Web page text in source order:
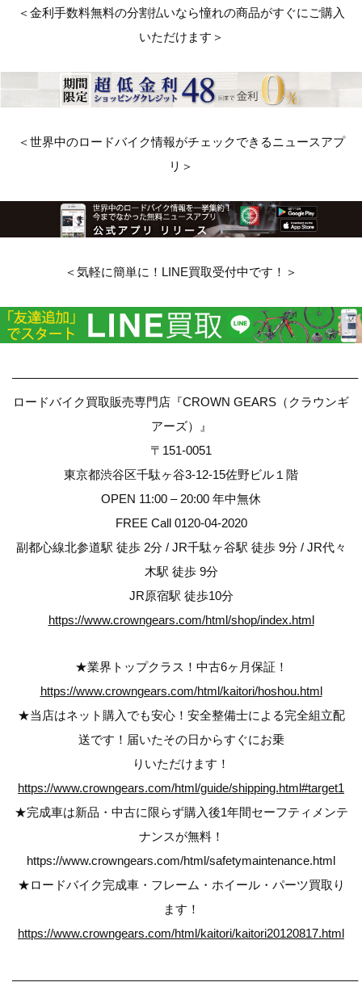
＜金利手数料無料の分割払いなら憧れの商品がすぐにご購入
いただけます＞
＜世界中のロードバイク情報がチェックできるニュースアプ
リ＞
＜気軽に簡単に！LINE買取受付中です！＞
————————————————————————————–
ロードバイク買取販売専門店『CROWN GEARS（クラウンギ
アーズ）』
〒151-0051
東京都渋谷区千駄ヶ谷3-12-15佐野ビル１階
OPEN 11:00 – 20:00 年中無休
FREE Call 0120-04-2020
副都心線北参道駅 徒歩 2分 / JR千駄ヶ谷駅 徒歩 9分 / JR代々
木駅 徒歩 9分
JR原宿駅 徒歩10分
https://www.crowngears.com/html/shop/index.html
★業界トップクラス！中古6ヶ月保証！
https://www.crowngears.com/html/kaitori/hoshou.html
★当店はネット購入でも安心！安全整備士による完全組立配
送です！届いたその日からすぐにお乗
りいただけます！
https://www.crowngears.com/html/guide/shipping.html#target1
★完成車は新品・中古に限らず購入後1年間セーフティメンテ
ナンスが無料！
https://www.crowngears.com/html/safetymaintenance.html
★ロードバイク完成車・フレーム・ホイール・パーツ買取り
ます！
https://www.crowngears.com/html/kaitori/kaitori20120817.html
————————————————————————————–